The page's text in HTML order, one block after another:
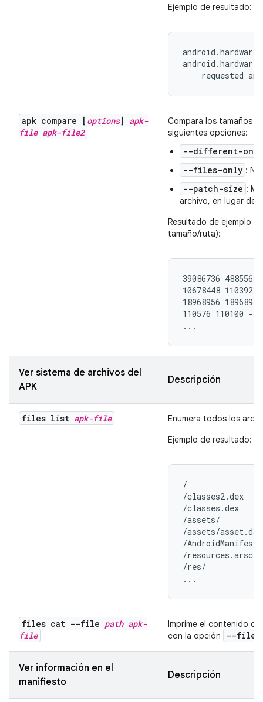
Ejemplo de resultado:
requested
apk compare [ options] apk-
file apk-file2
Compara los tamaños
siguientes opciones:
--different-only
--files-only :
--patch-size :
archivo, en lugar de
Resultado de ejemplo
tamaño/ruta):
39086736
10678448
18968956
110576 110100 -
...
Ver sistema de archivos del
APK
Descripción
files list apk-file
Enumera todos los
Ejemplo de resultado:
/
/classes2.dex
/classes.dex
/assets/
/assets/
/
/resources.arsc
/res/
...
files cat --file path apk-
file
Imprime el contenido
con la opción
--file
Ver información en el
manifiesto
Descripción